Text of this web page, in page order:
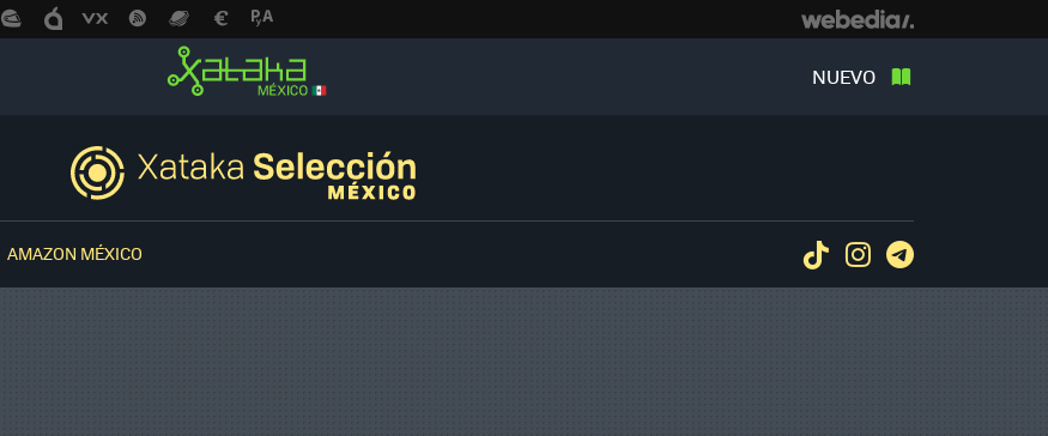
NUEVO
AMAZON MÉXICO TiktokInstagram